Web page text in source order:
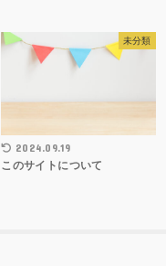
未分類
2024.09.19
このサイトについて